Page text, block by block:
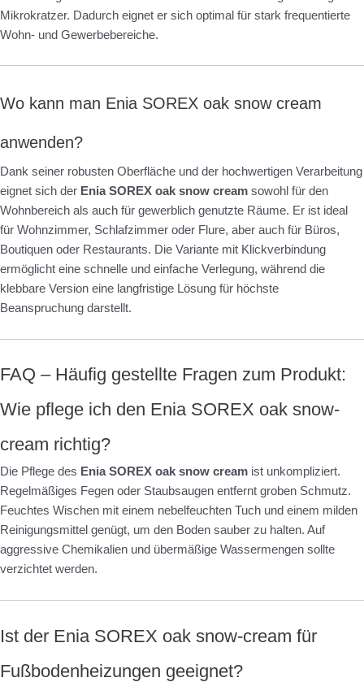
Mikrokratzer. Dadurch eignet er sich optimal für stark frequentierte
Wohn- und Gewerbebereiche.
Wo kann man Enia SOREX oak snow cream
anwenden?
Dank seiner robusten Oberfläche und der hochwertigen Verarbeitung
eignet sich der Enia SOREX oak snow cream sowohl für den
Wohnbereich als auch für gewerblich genutzte Räume. Er ist ideal
für Wohnzimmer, Schlafzimmer oder Flure, aber auch für Büros,
Boutiquen oder Restaurants. Die Variante mit Klickverbindung
ermöglicht eine schnelle und einfache Verlegung, während die
klebbare Version eine langfristige Lösung für höchste
Beanspruchung darstellt.
FAQ – Häufig gestellte Fragen zum Produkt:
Wie pflege ich den Enia SOREX oak snow-
cream richtig?
Die Pflege des Enia SOREX oak snow cream ist unkompliziert.
Regelmäßiges Fegen oder Staubsaugen entfernt groben Schmutz.
Feuchtes Wischen mit einem nebelfeuchten Tuch und einem milden
Reinigungsmittel genügt, um den Boden sauber zu halten. Auf
aggressive Chemikalien und übermäßige Wassermengen sollte
verzichtet werden.
Ist der Enia SOREX oak snow-cream für
Fußbodenheizungen geeignet?